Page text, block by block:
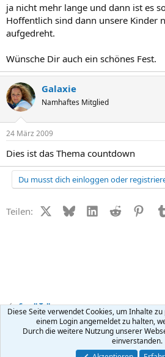
ja nicht mehr lange und dann ist es
Hoffentlich sind dann unsere Kinder
aufgedreht.
Wünsche Dir auch ein schönes Fest.
Galaxie
Namhaftes Mitglied
24 März 2009
Dies ist das Thema countdown
Du musst dich einloggen oder
Teilen: X (Twitter)
BlueskyLinkedIn
Reddit
Small Talk
Kontakt Nutzungsbedingungen
Community platform by XenForo ® © 2010-2026
Diese Seite verwendet Cookies, um Inhalte
einem Login angemeldet zu halten,
Durch die weitere Nutzung unserer
einverstanden.